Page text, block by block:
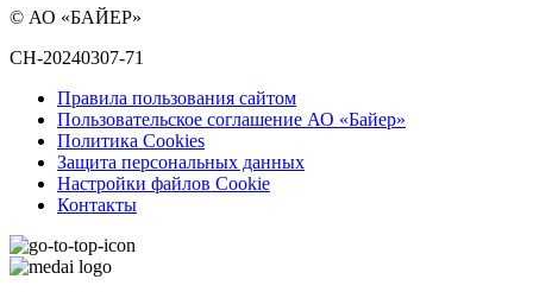
© АО «БАЙЕР»
CH-20240307-71
Правила пользования сайтом
Пользовательское соглашение АО «Байер»
Политика Cookies
Защита персональных данных
Настройки файлов Cookie
Контакты